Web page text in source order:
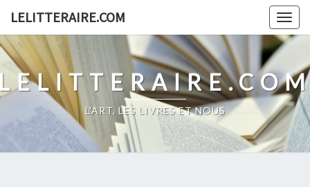
content
LELITTERAIRE.COM
L'ART, LES LIVRES ET NOUS